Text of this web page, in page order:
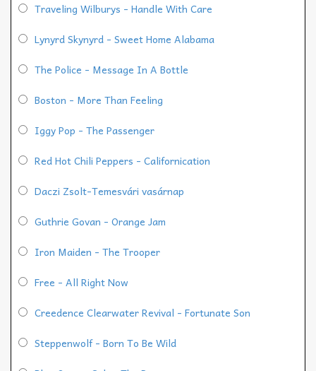
Traveling Wilburys - Handle With Care
Lynyrd Skynyrd - Sweet Home Alabama
The Police - Message In A Bottle
Boston - More Than Feeling
Iggy Pop - The Passenger
Red Hot Chili Peppers - Californication
Daczi Zsolt-Temesvári vasárnap
Guthrie Govan - Orange Jam
Iron Maiden - The Trooper
Free - All Right Now
Creedence Clearwater Revival - Fortunate Son
Steppenwolf - Born To Be Wild